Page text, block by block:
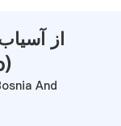
از
)
And